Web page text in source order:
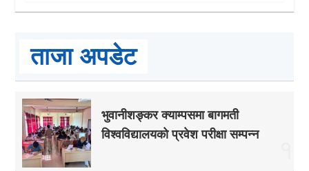
ताजा अपडेट
भुवानीशङ्कर क्याम्पसमा बागमती
विश्वविद्यालयको प्रवेश परीक्षा सम्पन्न